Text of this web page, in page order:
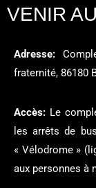
VENIR
Adresse:
fraternité, 86180
Accès: Le
les arrêts de
« Vélodrome »
aux personnes à